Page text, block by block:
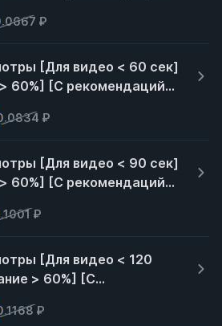
30 дней ♻️]
₽
[Для видео < 60 сек]
60%] [С рекомендаций]
30 дней ♻️]
₽
[Для видео < 90 сек]
60%] [С рекомендаций]
30 дней ♻️]
₽
[Для видео < 120
> 60%] [С
[~ 10к/сутки] [Гарантия
₽